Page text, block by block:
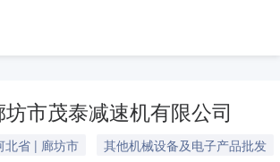
坊市茂泰减速机有限公司
北省 | 廊坊市
其他机械设备及电子产品批发